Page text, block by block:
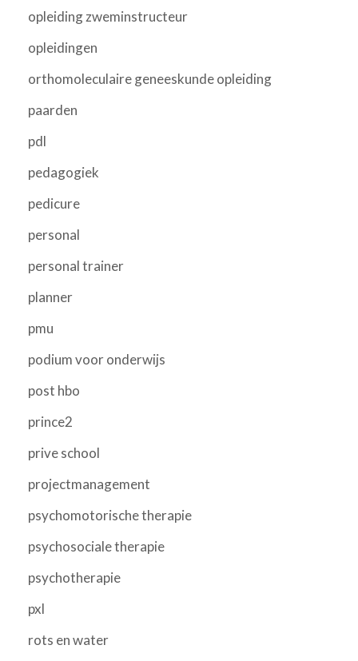
opleiding zweminstructeur
opleidingen
orthomoleculaire geneeskunde opleiding
paarden
pdl
pedagogiek
pedicure
personal
personal trainer
planner
pmu
podium voor onderwijs
post hbo
prince2
prive school
projectmanagement
psychomotorische therapie
psychosociale therapie
psychotherapie
pxl
rots en water